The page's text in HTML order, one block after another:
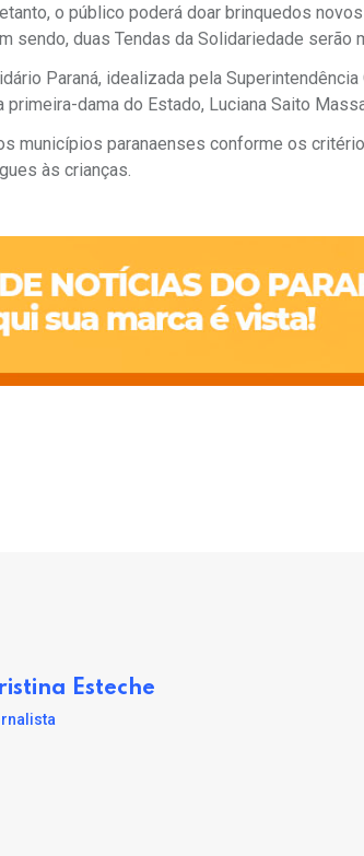
o público poderá doar brinquedos
sendo, duas Tendas da Solidariedade serão
Paraná, idealizada pela
dama do Estado, Luciana Saito
municípios paranaenses conforme os
às crianças.
Esteche